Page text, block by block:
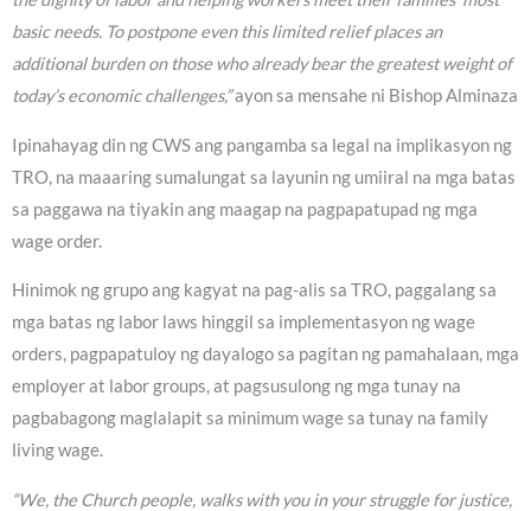
basic needs. To postpone even this limited relief places an
additional burden on those who already bear the greatest weight of
today’s economic challenges,”ayon sa mensahe ni Bishop Alminaza
Ipinahayag din ng CWS ang pangamba sa legal na implikasyon ng
TRO, na maaaring sumalungat sa layunin ng umiiral na mga batas
sa paggawa na tiyakin ang maagap na pagpapatupad ng mga
wage order.
Hinimok ng grupo ang kagyat na pag-alis sa TRO, paggalang sa
mga batas ng labor laws hinggil sa implementasyon ng wage
orders, pagpapatuloy ng dayalogo sa pagitan ng pamahalaan, mga
employer at labor groups, at pagsusulong ng mga tunay na
pagbabagong maglalapit sa minimum wage sa tunay na family
living wage.
“We, the Church people, walks with you in your struggle for justice,